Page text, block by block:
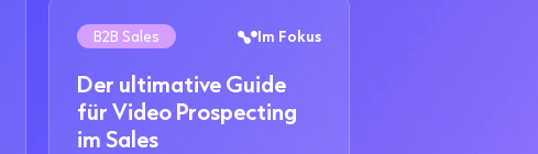
B2B Sales Im Fokus
Der ultimative Guide
für Video Prospecting
im Sales